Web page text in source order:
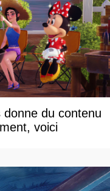
donne du contenu
voici